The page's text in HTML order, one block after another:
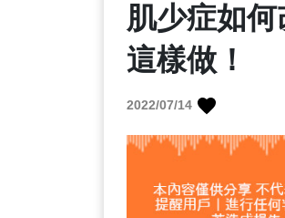
肌少症如
這樣做！
2022/07/14